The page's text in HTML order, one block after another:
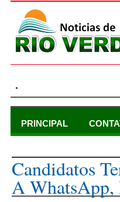
.
PRINCIPAL
Candidatos
A